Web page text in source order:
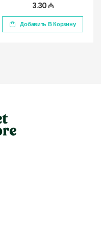
3.30 ₼
Добавить В Корзину